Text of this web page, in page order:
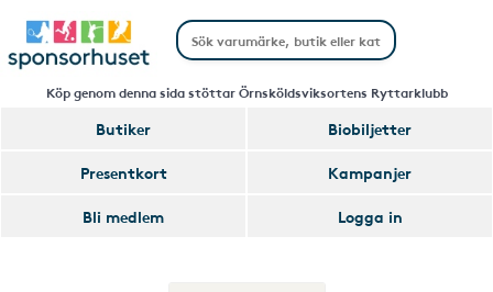
Köp genom denna sida stöttar Örnsköldsviksortens Ryttarklubb
Butiker
Biobiljetter
Presentkort
Kampanjer
Bli medlem
Logga in